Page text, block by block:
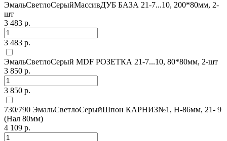
ЭмальСветлоСерыйМассивДУБ БАЗА 21-7...10, 200*80мм, 2-
шт
3 483 р.
3 483 р.
ЭмальСветлоСерый MDF РОЗЕТКА 21-7...10, 80*80мм, 2-шт
3 850 р.
3 850 р.
730/790 ЭмальСветлоСерыйШпон КАРНИЗ№1, H-86мм, 21- 9
(Нал 80мм)
4 109 р.